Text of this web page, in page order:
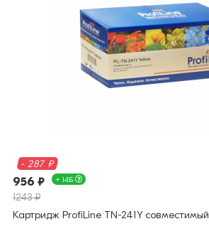
- 287 ₽
956 ₽ + 14Б
1243 ₽
Картридж ProfiLine TN-241Y совместимый